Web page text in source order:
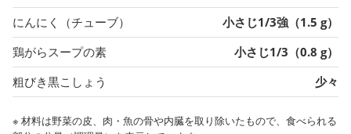
にんにく（チューブ）
小さじ1/3強（1.5 g）
鶏がらスープの素
小さじ1/3（0.8 g）
粗びき黒こしょう
少々
※ 材料は野菜の皮、肉・魚の骨や内臓を取り除いたもので、食べられる